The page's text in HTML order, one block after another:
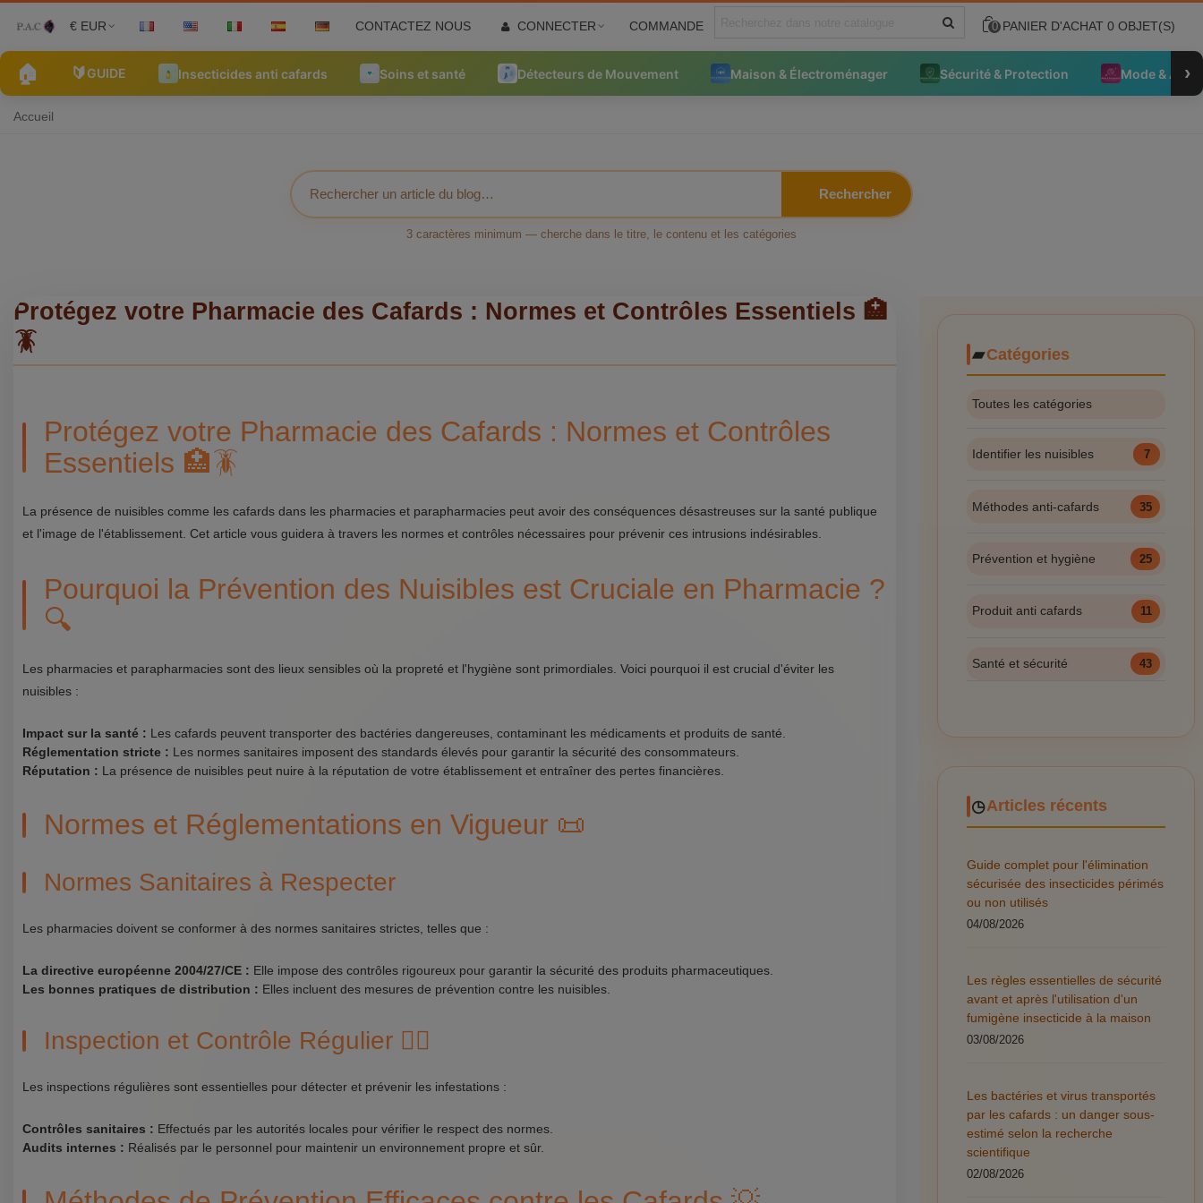
€ EUR CONTACTEZ NOUS CONNECTER COMMANDE 0 PANIER D'ACHAT 0 OBJET(S)
🏠 🔰GUIDE Insecticides anti cafards Soins et santé Détecteurs de Mouvement Maison & Électroménager Sécurité & Protection Mode & ›
Accueil
Rechercher
3 caractères minimum — cherche dans le titre, le contenu et les catégories
Protégez votre Pharmacie des Cafards : Normes et Contrôles Essentiels 🏥
🪳
Protégez votre Pharmacie des Cafards : Normes et Contrôles
Essentiels 🏥🪳
La présence de nuisibles comme les cafards dans les pharmacies et parapharmacies peut avoir des conséquences désastreuses sur la santé publique
et l'image de l'établissement. Cet article vous guidera à travers les normes et contrôles nécessaires pour prévenir ces intrusions indésirables.
Pourquoi la Prévention des Nuisibles est Cruciale en Pharmacie ?
🔍
Les pharmacies et parapharmacies sont des lieux sensibles où la propreté et l'hygiène sont primordiales. Voici pourquoi il est crucial d'éviter les
nuisibles :
Impact sur la santé : Les cafards peuvent transporter des bactéries dangereuses, contaminant les médicaments et produits de santé.
Réglementation stricte : Les normes sanitaires imposent des standards élevés pour garantir la sécurité des consommateurs.
Réputation : La présence de nuisibles peut nuire à la réputation de votre établissement et entraîner des pertes financières.
Normes et Réglementations en Vigueur 📜
Normes Sanitaires à Respecter
Les pharmacies doivent se conformer à des normes sanitaires strictes, telles que :
La directive européenne 2004/27/CE : Elle impose des contrôles rigoureux pour garantir la sécurité des produits pharmaceutiques.
Les bonnes pratiques de distribution : Elles incluent des mesures de prévention contre les nuisibles.
Inspection et Contrôle Régulier 🕵️‍♂️
Les inspections régulières sont essentielles pour détecter et prévenir les infestations :
Contrôles sanitaires : Effectués par les autorités locales pour vérifier le respect des normes.
Audits internes : Réalisés par le personnel pour maintenir un environnement propre et sûr.
Catégories
Toutes les catégories
Identifier les nuisibles 7
Méthodes anti-cafards 35
Prévention et hygiène 25
Produit anti cafards 11
Santé et sécurité 43
Articles récents
Guide complet pour l'élimination
sécurisée des insecticides périmés
ou non utilisés
04/08/2026
Les règles essentielles de sécurité
avant et après l'utilisation d'un
fumigène insecticide à la maison
03/08/2026
Les bactéries et virus transportés
par les cafards : un danger sous-
estimé selon la recherche
scientifique
02/08/2026